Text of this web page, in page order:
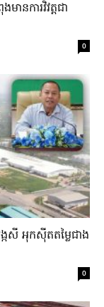
ន​ការវិវត្ត​ជា​
0
សី​ អុកស៊ីត​តម្លៃ​ជាង​
0